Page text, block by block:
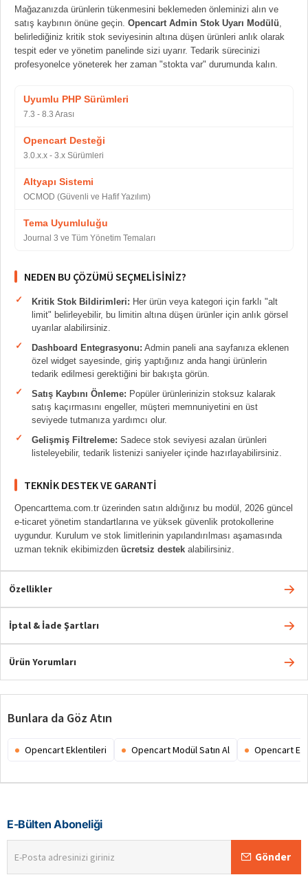
Mağazanızda ürünlerin tükenmesini beklemeden önleminizi alın ve
satış kaybının önüne geçin. Opencart Admin Stok Uyarı Modülü
belirlediğiniz kritik stok seviyesinin altına düşen ürünleri anlık olarak
tespit eder ve yönetim panelinde sizi uyarır. Tedarik sürecinizi
profesyonelce yöneterek her zaman "stokta var" durumunda kalın.
Uyumlu PHP Sürümleri
7.3 - 8.3 Arası
Opencart Desteği
3.0.x.x - 3.x Sürümleri
Altyapı Sistemi
OCMOD (Güvenli ve Hafif Yazılım)
Tema Uyumluluğu
Journal 3 ve Tüm Yönetim Temaları
NEDEN BU ÇÖZÜMÜ SEÇMELISINIZ?
Kritik Stok Bildirimleri: Her ürün veya kategori için farklı "alt
limit" belirleyebilir, bu limitin altına düşen ürünler için anlık görsel
uyarılar alabilirsiniz.
Dashboard Entegrasyonu: Admin paneli ana sayfanıza eklenen
özel widget sayesinde, giriş yaptığınız anda hangi ürünlerin
tedarik edilmesi gerektiğini bir bakışta görün.
Satış Kaybını Önleme: Popüler ürünlerinizin stoksuz kalarak
satış kaçırmasını engeller, müşteri memnuniyetini en üst
seviyede tutmanıza yardımcı olur.
Gelişmiş Filtreleme: Sadece stok seviyesi azalan ürünleri
listeleyebilir, tedarik listenizi saniyeler içinde hazırlayabilirsiniz.
TEKNIK DESTEK VE GARANTI
Opencarttema.com.tr üzerinden satın aldığınız bu modül, 2026 güncel
e-ticaret yönetim standartlarına ve yüksek güvenlik protokollerine
uygundur. Kurulum ve stok limitlerinin yapılandırılması aşamasında
uzman teknik ekibimizden ücretsiz destek alabilirsiniz.
Özellikler
İptal & İade Şartları
Ürün Yorumları
Bunlara da Göz Atın
Opencart Eklentileri Opencart Modül Satın Al Opencart
E-Bülten Aboneliği
Posta
adresinizi
Gönder